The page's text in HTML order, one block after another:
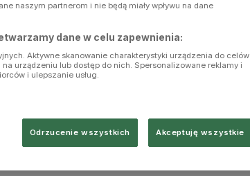
naszym partnerom i nie będą miały wpływu na dane
dane w celu zapewnienia:
Aktywne skanowanie charakterystyki urządzenia do celów
urządzeniu lub dostęp do nich. Spersonalizowane reklamy i
i ulepszanie usług.
Odrzucenie wszystkich Akceptuję wszystkie